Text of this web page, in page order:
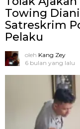
Towing
Satreskrim
Pelaku
oleh Kang Zey
6 bulan yang lalu